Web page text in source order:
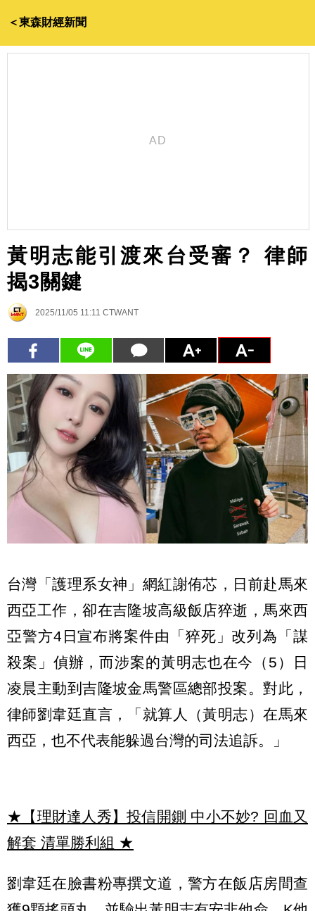
＜東森財經新聞
黃明志能引渡來台受審？ 律師
揭3關鍵
2025/11/05 11:11 CTWANT
台灣「護理系女神」網紅謝侑芯，日前赴馬來
西亞工作，卻在吉隆坡高級飯店猝逝，馬來西
亞警方4日宣布將案件由「猝死」改列為「謀
殺案」偵辦，而涉案的黃明志也在今（5）日
凌晨主動到吉隆坡金馬警區總部投案。對此，
律師劉韋廷直言，「就算人（黃明志）在馬來
西亞，也不代表能躲過台灣的司法追訴。」
★【理財達人秀】投信開鍘 中小不妙? 回血又
解套 清單勝利組 ★
劉韋廷在臉書粉專撰文道，警方在飯店房間查